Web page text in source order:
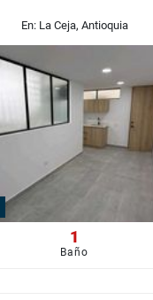
En: La Ceja, Antioquia
1
Baño